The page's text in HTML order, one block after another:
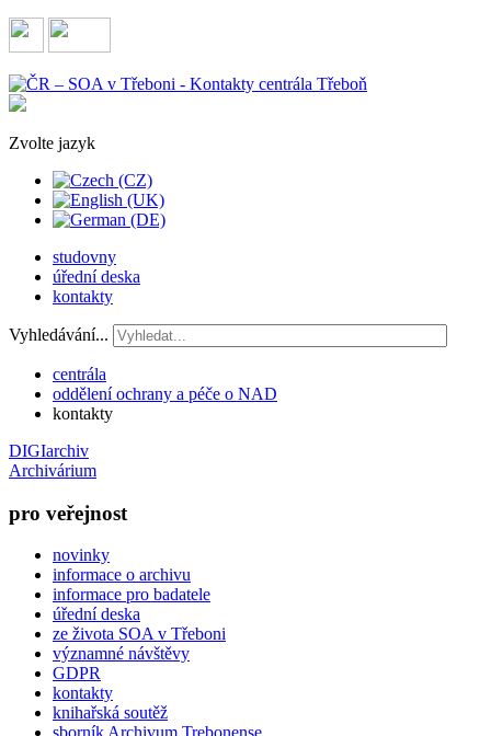
Zvolte jazyk
studovny
úřední deska
kontakty
Vyhledávání...
centrála
oddělení ochrany a péče o NAD
kontakty
DIGIarchiv
Archivárium
pro veřejnost
novinky
informace o archivu
informace pro badatele
úřední deska
ze života SOA v Třeboni
významné návštěvy
GDPR
kontakty
knihařská soutěž